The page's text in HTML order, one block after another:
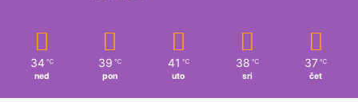
34 ℃
ned
39 ℃
pon
41 ℃
uto
38 ℃
sri
37 ℃
čet